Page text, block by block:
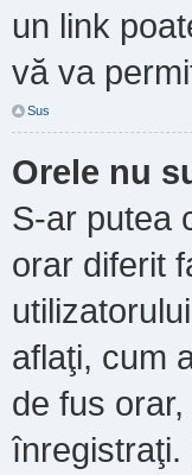
un link
vă va
Sus
Orele nu
S-ar putea
orar diferit
aflaţi, cum
de fus
înregistraţi.